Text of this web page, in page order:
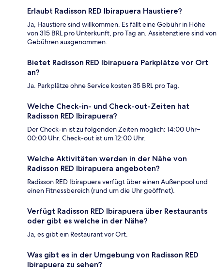
Erlaubt Radisson RED Ibirapuera Haustiere?
Ja, Haustiere sind willkommen. Es fällt eine Gebühr in Höhe
von 315 BRL pro Unterkunft, pro Tag an. Assistenztiere sind von
Gebühren ausgenommen.
Bietet Radisson RED Ibirapuera Parkplätze vor Ort
an?
Ja. Parkplätze ohne Service kosten 35 BRL pro Tag.
Welche Check-in- und Check-out-Zeiten hat
Radisson RED Ibirapuera?
Der Check-in ist zu folgenden Zeiten möglich: 14:00 Uhr–
00:00 Uhr. Check-out ist um 12:00 Uhr.
Welche Aktivitäten werden in der Nähe von
Radisson RED Ibirapuera angeboten?
Radisson RED Ibirapuera verfügt über einen Außenpool und
einen Fitnessbereich (rund um die Uhr geöffnet).
Verfügt Radisson RED Ibirapuera über Restaurants
oder gibt es welche in der Nähe?
Ja, es gibt ein Restaurant vor Ort.
Was gibt es in der Umgebung von Radisson RED
Ibirapuera zu sehen?